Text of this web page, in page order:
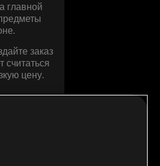
главной
заказ
считаться
цену.